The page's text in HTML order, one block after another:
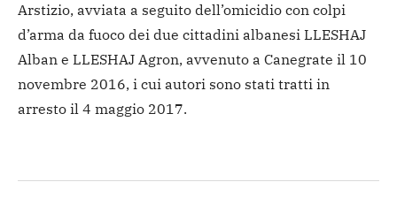
Arstizio, avviata a seguito dell’omicidio con colpi
d’arma da fuoco dei due cittadini albanesi LLESHAJ
Alban e LLESHAJ Agron, avvenuto a Canegrate il 10
novembre 2016, i cui autori sono stati tratti in
arresto il 4 maggio 2017.